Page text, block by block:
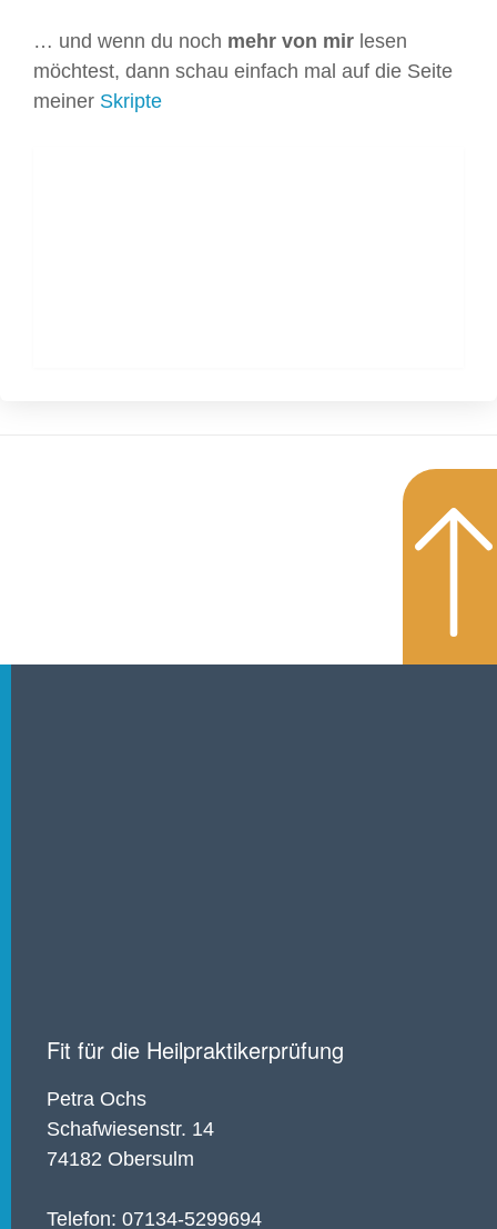
… und wenn du noch mehr von mir lesen
möchtest, dann schau einfach mal auf die Seite
meiner Skripte
Fit für die Heilpraktikerprüfung
Petra Ochs
Schafwiesenstr. 14
74182 Obersulm
Telefon: 07134-5299694